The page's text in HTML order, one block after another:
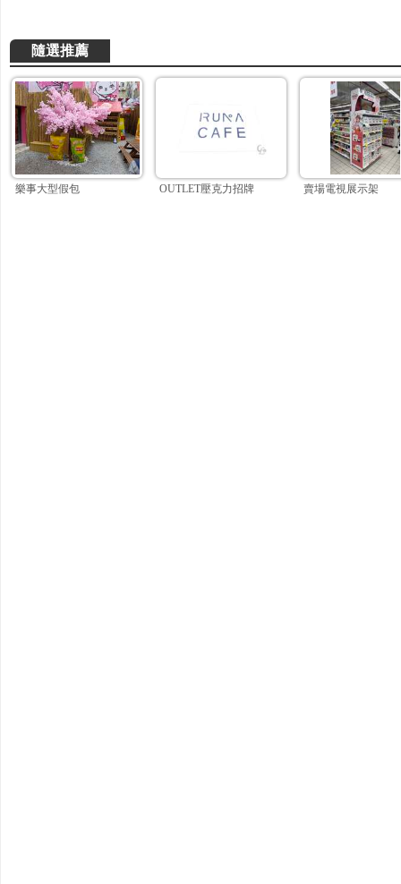
隨選推薦
樂事大型假包 OUTLET壓克力招牌 賣場電視展示架